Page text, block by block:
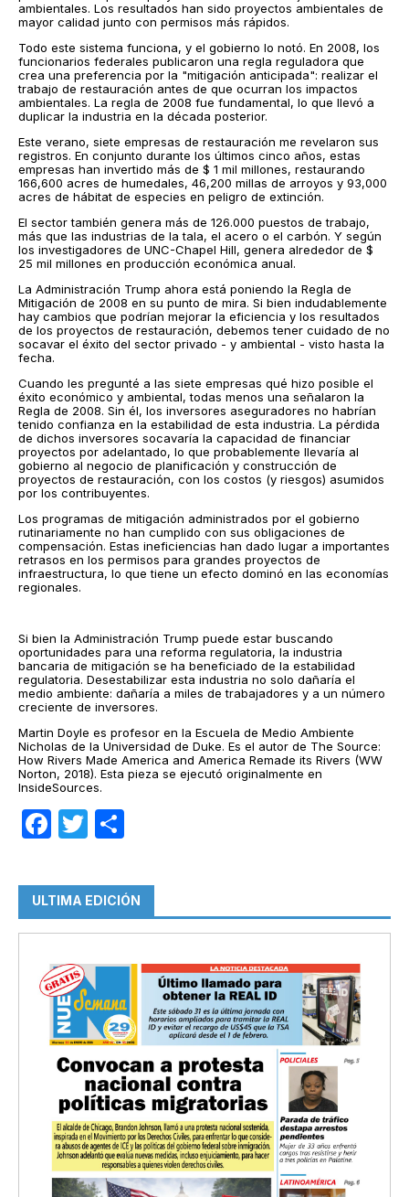
ambientales. Los resultados han sido proyectos ambientales de
mayor calidad junto con permisos más rápidos.
Todo este sistema funciona, y el gobierno lo notó. En 2008, los
funcionarios federales publicaron una regla reguladora que
crea una preferencia por la "mitigación anticipada": realizar el
trabajo de restauración antes de que ocurran los impactos
ambientales. La regla de 2008 fue fundamental, lo que llevó a
duplicar la industria en la década posterior.
Este verano, siete empresas de restauración me revelaron sus
registros. En conjunto durante los últimos cinco años, estas
empresas han invertido más de $ 1 mil millones, restaurando
166,600 acres de humedales, 46,200 millas de arroyos y 93,000
acres de hábitat de especies en peligro de extinción.
El sector también genera más de 126.000 puestos de trabajo,
más que las industrias de la tala, el acero o el carbón. Y según
los investigadores de UNC-Chapel Hill, genera alrededor de $
25 mil millones en producción económica anual.
La Administración Trump ahora está poniendo la Regla de
Mitigación de 2008 en su punto de mira. Si bien indudablemente
hay cambios que podrían mejorar la eficiencia y los resultados
de los proyectos de restauración, debemos tener cuidado de no
socavar el éxito del sector privado - y ambiental - visto hasta la
fecha.
Cuando les pregunté a las siete empresas qué hizo posible el
éxito económico y ambiental, todas menos una señalaron la
Regla de 2008. Sin él, los inversores aseguradores no habrían
tenido confianza en la estabilidad de esta industria. La pérdida
de dichos inversores socavaría la capacidad de financiar
proyectos por adelantado, lo que probablemente llevaría al
gobierno al negocio de planificación y construcción de
proyectos de restauración, con los costos (y riesgos) asumidos
por los contribuyentes.
Los programas de mitigación administrados por el gobierno
rutinariamente no han cumplido con sus obligaciones de
compensación. Estas ineficiencias han dado lugar a importantes
retrasos en los permisos para grandes proyectos de
infraestructura, lo que tiene un efecto dominó en las economías
regionales.
Si bien la Administración Trump puede estar buscando
oportunidades para una reforma regulatoria, la industria
bancaria de mitigación se ha beneficiado de la estabilidad
regulatoria. Desestabilizar esta industria no solo dañaría el
medio ambiente: dañaría a miles de trabajadores y a un número
creciente de inversores.
Martin Doyle es profesor en la Escuela de Medio Ambiente
Nicholas de la Universidad de Duke. Es el autor de The Source:
How Rivers Made America and America Remade its Rivers (WW
Norton, 2018). Esta pieza se ejecutó originalmente en
InsideSources.
Facebook
Twitter
ULTIMA EDICIÓN